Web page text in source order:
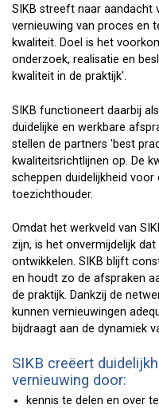
SIKB streeft naar aandacht
vernieuwing van proces en
kwaliteit. Doel is het
onderzoek, realisatie en
kwaliteit in de praktijk'.
SIKB functioneert daarbij
duidelijke en werkbare
stellen de partners 'best
kwaliteitsrichtlijnen op. De
scheppen duidelijkheid
toezichthouder.
Omdat het werkveld van
zijn, is het onvermijdelijk
ontwikkelen. SIKB blijft
en houdt zo de afspraken
de praktijk. Dankzij de
kunnen vernieuwingen
bijdraagt aan de dynamiek
SIKB creëert
vernieuwing door:
kennis te delen en over